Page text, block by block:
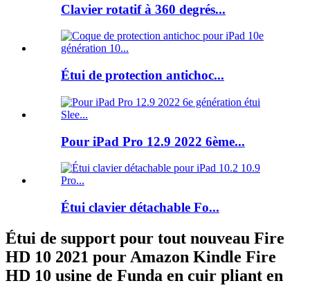
Clavier rotatif à 360 degrés...
Étui de protection antichoc...
Pour iPad Pro 12.9 2022 6ème...
Étui clavier détachable Fo...
Étui de support pour tout nouveau Fire
HD 10 2021 pour Amazon Kindle Fire
HD 10 usine de Funda en cuir pliant en